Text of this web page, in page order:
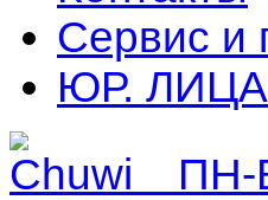
Сервис и
ЮР.
ПН-ВС